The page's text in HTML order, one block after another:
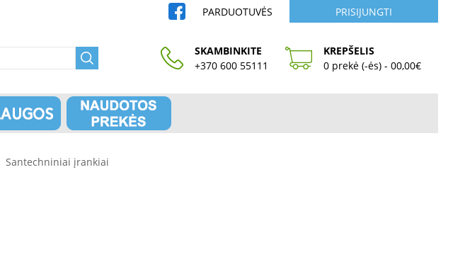
PARDUOTUVĖS PRISIJUNGTI
SKAMBINKITE
+370 600 55111
KREPŠELIS
0 prekė (-ės) - 00,00€
Santechniniai įrankiai